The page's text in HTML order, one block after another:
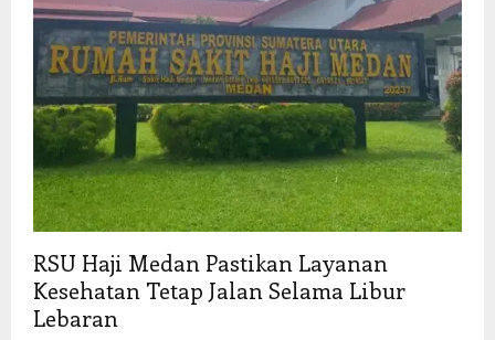
RSU Haji Medan Pastikan Layanan
Kesehatan Tetap Jalan Selama Libur
Lebaran